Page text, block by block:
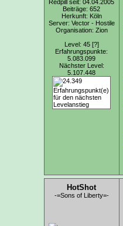
Redpill seit: 04.04.2005
Beiträge: 652
Herkunft: Köln
Server: Vector - Hostile
Organisation: Zion
Level: 45 [?]
Erfahrungspunkte:
5.083.099
Nächster Level:
5.107.448
HotShot
-=Sons of Liberty=-